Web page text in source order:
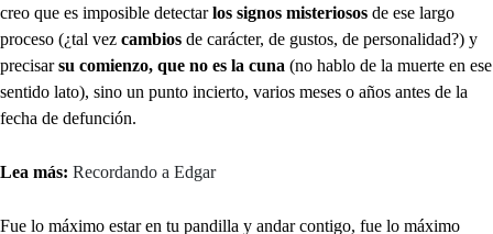
creo que es imposible detectarlos signos misteriosos de ese largo
proceso (¿tal vez cambios de carácter, de gustos, de personalidad?) y
precisarsu comienzo, que no es la cuna (no hablo de la muerte en ese
sentido lato), sino un punto incierto, varios meses o años antes de la
fecha de defunción.
Lea más: Recordando a Edgar
Fue lo máximo estar en tu pandilla y andar contigo, fue lo máximo